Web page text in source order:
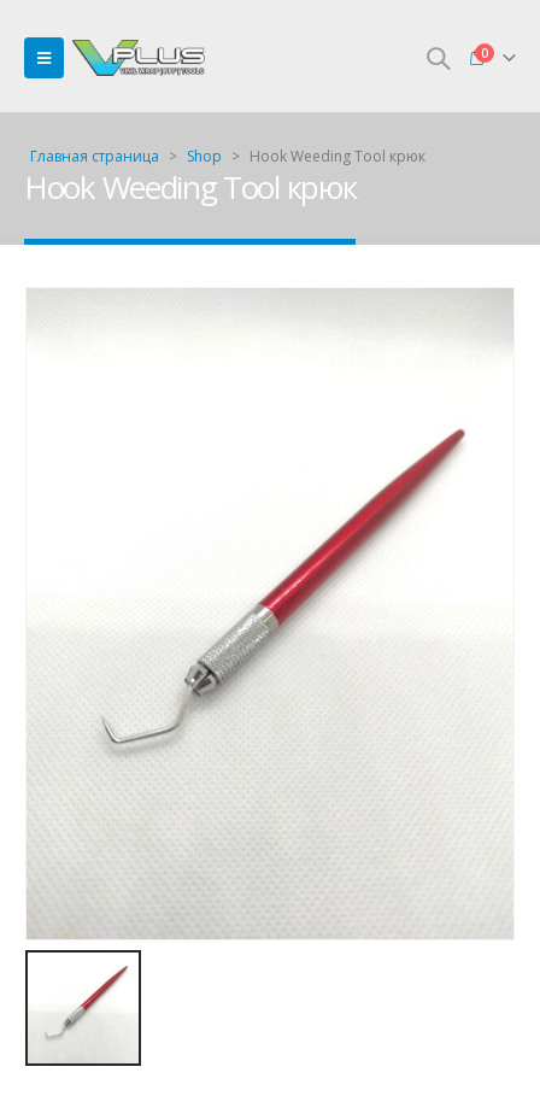
0
Главная страница > Shop > Hook Weeding Tool крюк
Hook Weeding Tool крюк